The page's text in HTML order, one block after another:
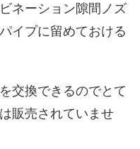
ネーション隙間ノズ
イプに留めておける
交換できるのでとて
販売されていませ